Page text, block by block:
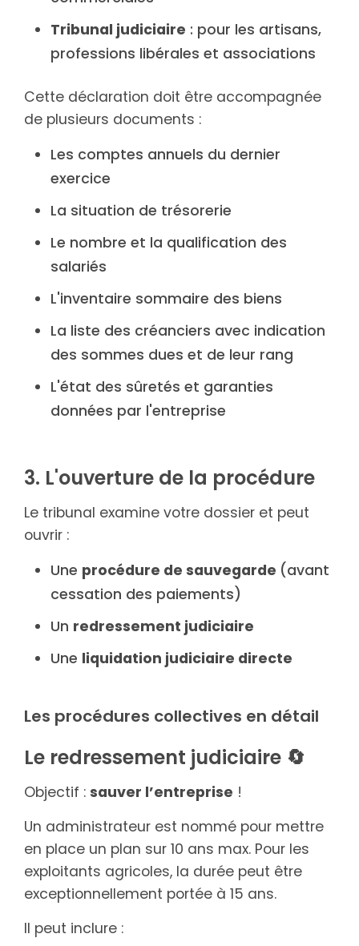
Tribunal judiciaire : pour les artisans,
professions libérales et associations
Cette déclaration doit être accompagnée
de plusieurs documents :
Les comptes annuels du dernier
exercice
La situation de trésorerie
Le nombre et la qualification des
salariés
L'inventaire sommaire des biens
La liste des créanciers avec indication
des sommes dues et de leur rang
L'état des sûretés et garanties
données par l'entreprise
3. L'ouverture de la procédure
Le tribunal examine votre dossier et peut
ouvrir :
Une procédure de sauvegarde (avant
cessation des paiements)
Un redressement judiciaire
Une liquidation judiciaire directe
Les procédures collectives en détail
Le redressement judiciaire 🔄
Objectif : sauver l’entreprise !
Un administrateur est nommé pour mettre
en place un plan sur 10 ans max. Pour les
exploitants agricoles, la durée peut être
exceptionnellement portée à 15 ans.
Il peut inclure :